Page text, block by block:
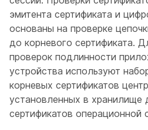
эмитента сертификата и
основаны на проверке
до корневого сертификата.
проверок подлинности
устройства используют
корневых сертификатов
установленных в хранилище
сертификатов операционной